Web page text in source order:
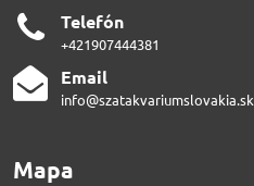
Telefón
+421907444381
Email
info@szatakvariumslovakia.sk
Mapa